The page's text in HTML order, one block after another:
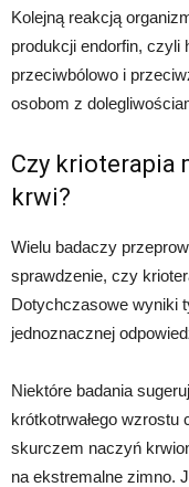
Kolejną reakcją
produkcji endorfin, czyli
przeciwbólowo i
osobom z
Czy krioterapia
krwi?
Wielu badaczy
sprawdzenie, czy
Dotychczasowe wyniki
jednoznacznej
Niektóre badania
krótkotrwałego
skurczem naczyń
na ekstremalne zimno.